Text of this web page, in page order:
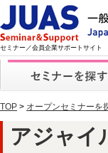
セミナー／会員企業サポートサイト
TOP > オープンセミナーを
アジャイ